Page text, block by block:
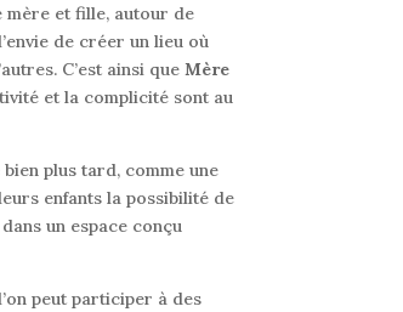
mère et fille, autour de
de créer un lieu où
C’est ainsi que Mère
et la complicité sont au
plus tard, comme une
enfants la possibilité de
un espace conçu
peut participer à des